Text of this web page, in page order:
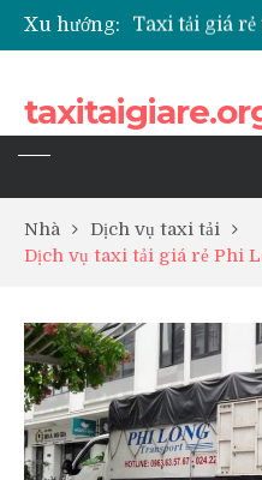
Xu hướng:
Nhà
Dịch vụ taxi tải
Dịch vụ taxi tải giá rẻ Phi